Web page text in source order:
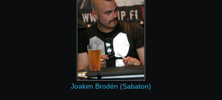
Joakim Brodén (Sabaton)